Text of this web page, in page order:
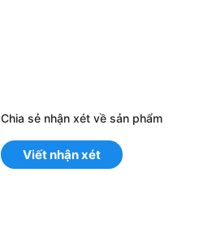
Chia sẻ nhận xét về sản phẩm
Viết nhận xét